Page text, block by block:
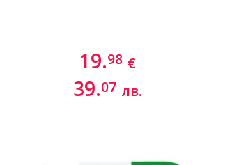
19.98 €
39.07 лв.